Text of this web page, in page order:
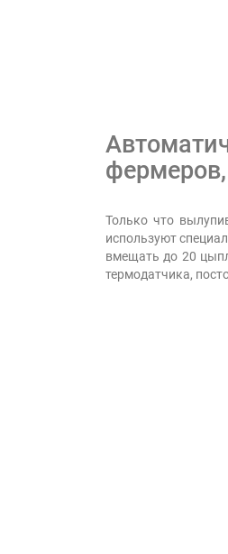
Только что
используют
вмещать до 20
термодатчика,